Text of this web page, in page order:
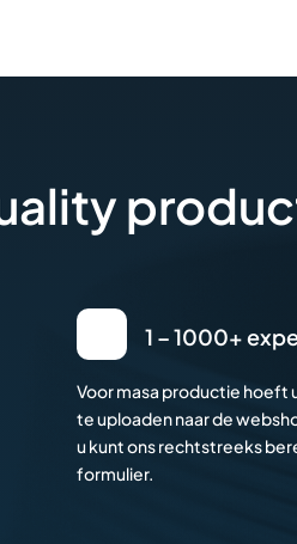
1 – 1000+
Voor masa productie hoeft
te uploaden naar de
u kunt ons rechtstreeks
formulier.